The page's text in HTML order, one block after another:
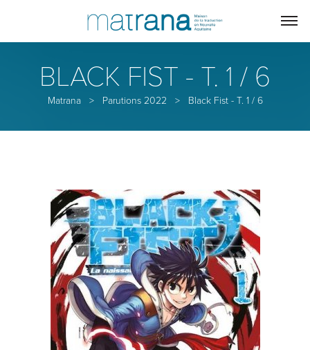
BLACK FIST - T. 1 / 6
Matrana> Parutions 2022 > Black Fist - T. 1 / 6